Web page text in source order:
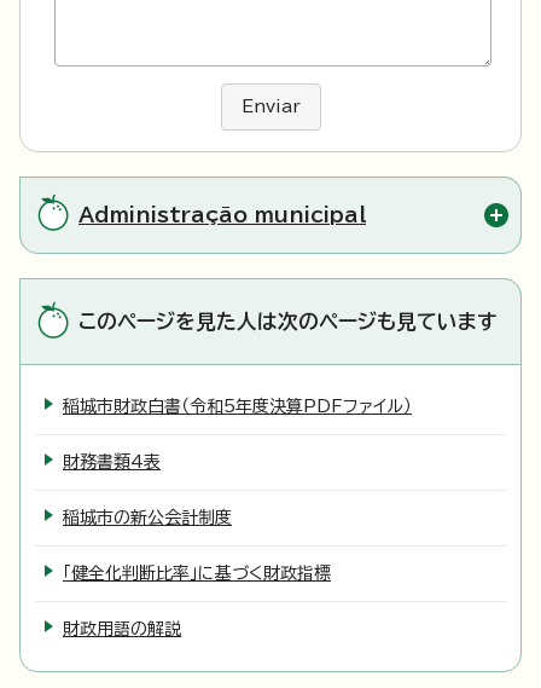
Enviar
Administração municipal
このページを見た人は次のページも見ています
稲城市財政白書（令和5年度決算PDFファイル）
財務書類4表
稲城市の新公会計制度
「健全化判断比率」に基づく財政指標
財政用語の解説